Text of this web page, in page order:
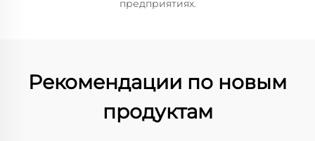
предприятиях.
Рекомендации по новым
продуктам